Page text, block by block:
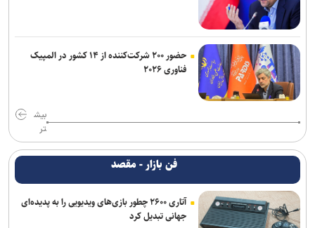
حضور ۲۰۰ شرکت‌کننده از ۱۴ کشور در المپیک
فناوری ۲۰۲۶
بیش
تر
فن بازار - مقصد
آتاری ۲۶۰۰ چطور بازی‌های ویدیویی را به پدیده‌ای
جهانی تبدیل کرد